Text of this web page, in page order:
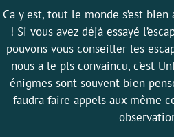
Ca y est, tout le monde s’est
! Si vous avez déjà essayé
pouvons vous conseiller les
nous a le pls convaincu, c’est
énigmes sont souvent bien
faudra faire appels aux même